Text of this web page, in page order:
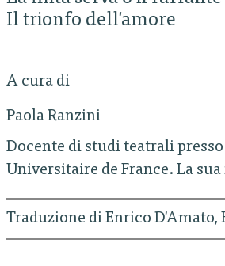
Il trionfo dell'amore
A cura di
Paola Ranzini
Docente di studi teatrali
Universitaire de France. La
Traduzione di Enrico D'Amato,